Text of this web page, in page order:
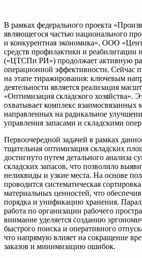
В рамках федерального проекта
являющегося частью национального
и конкурентная экономика», ООО
средств профилактики и реабилитации
(«ЦТСПи РИ») продолжает активную
операционной эффективности. Сейчас
на этапе тиражирования: ключевым
деятельности является реализация
«Оптимизация складского хозяйства».
охватывает комплекс взаимосвязанных
направленных на радикальное
управления запасами и складскими
Первоочередной задачей в рамках
тщательная оптимизация складских
достигнуто путем детального анализа
складских запасов, что позволило
неликвиды и узкие места. На основе
проводится систематическая
материальных ценностей, что
порядка и унификацию хранения.
работа по организации рабочего
внимание уделяется созданию
быстрого поиска и оперативного
что напрямую влияет на сокращение
заказов и минимизацию ошибок.